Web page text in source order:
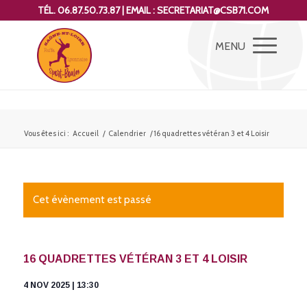
TÉL. 06.87.50.73.87 | EMAIL : SECRETARIAT@CSB71.COM
Vous êtes ici : Accueil / Calendrier /16 quadrettes vétéran 3 et 4 Loisir
Cet évènement est passé
16 QUADRETTES VÉTÉRAN 3 ET 4 LOISIR
4 NOV 2025 | 13:30